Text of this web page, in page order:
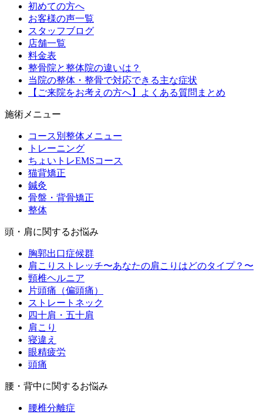
初めての方へ
お客様の声一覧
スタッフブログ
店舗一覧
料金表
整骨院と整体院の違いは？
当院の整体・整骨で対応できる主な症状
【ご来院をお考えの方へ】よくある質問まとめ
施術メニュー
コース別整体メニュー
トレーニング
ちょいトレEMSコース
猫背矯正
鍼灸
骨盤・背骨矯正
整体
頭・肩に関するお悩み
胸郭出口症候群
肩こりストレッチ〜あなたの肩こりはどのタイプ？〜
頸椎ヘルニア
片頭痛（偏頭痛）
ストレートネック
四十肩・五十肩
肩こり
寝違え
眼精疲労
頭痛
腰・背中に関するお悩み
腰椎分離症